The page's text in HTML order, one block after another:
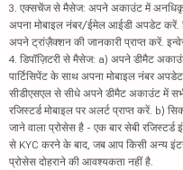
3. एक्सचेंज से मैसेज: अपने अकाउंट में
अपना मोबाइल नंबर/ईमेल आईडी अपडेट
अपने ट्रांज़ैक्शन की जानकारी प्राप्त करें.
4. डिपॉज़िटरी से मैसेज: a) अपने डीमैट
पार्टिसिपेंट के साथ अपना मोबाइल नंबर
सीडीएसएल से सीधे अपने डीमैट अकाउंट में
रजिस्टर्ड मोबाइल पर अलर्ट प्राप्त करें. b)
जाने वाला प्रोसेस है - एक बार सेबी
से KYC करने के बाद, जब आप किसी अन्य
प्रोसेस दोहराने की आवश्यकता नहीं है.